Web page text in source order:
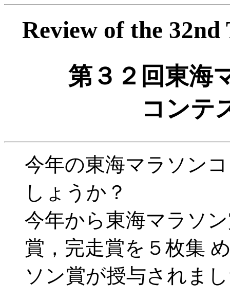
Review of the
第３２回東海
コンテ
今年の東海マラソン
しょうか？
今年から東海マラソ
賞，完走賞を５枚集
ソン賞が授与されま